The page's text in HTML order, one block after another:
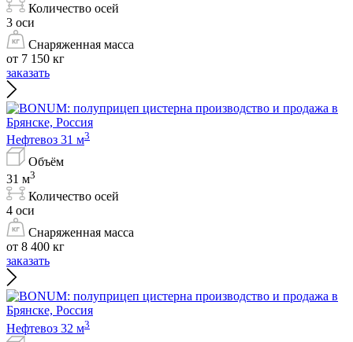
Количество осей
3 оси
Снаряженная масса
от 7 150 кг
заказать
Нефтевоз 31 м3
Объём
31 м3
Количество осей
4 оси
Снаряженная масса
от 8 400 кг
заказать
Нефтевоз 32 м3